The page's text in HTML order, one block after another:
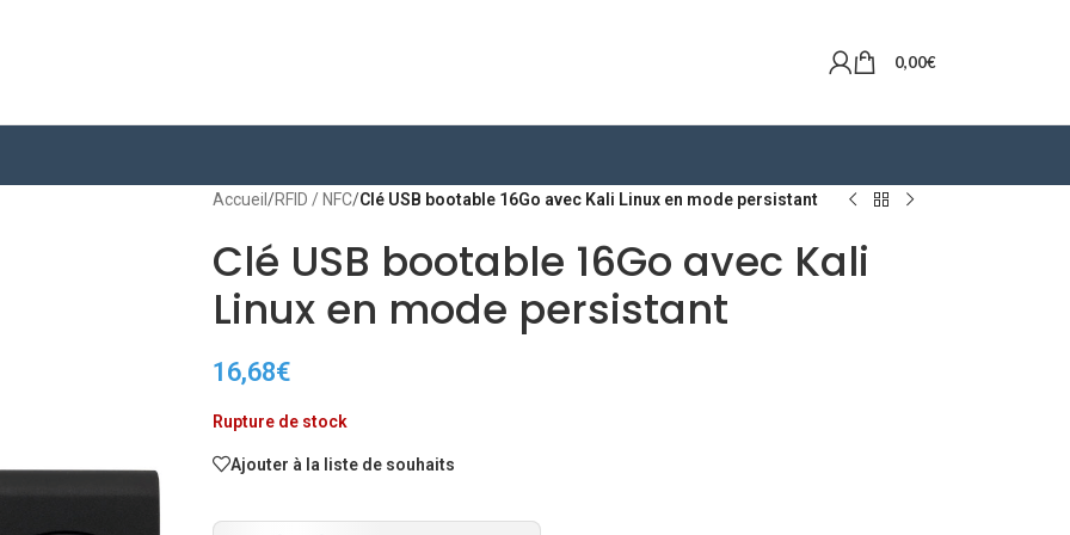
0,00€
Accueil /RFID / NFC/Clé USB bootable 16Go avec Kali Linux en mode persistant
Clé USB bootable 16Go avec Kali
Linux en mode persistant
16,68€
Rupture de stock
Ajouter à la liste de souhaits